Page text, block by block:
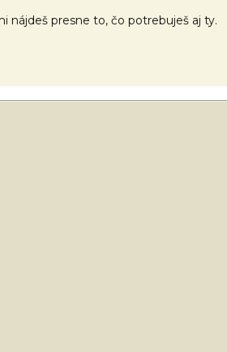
nájdeš presne to, čo potrebuješ aj ty.